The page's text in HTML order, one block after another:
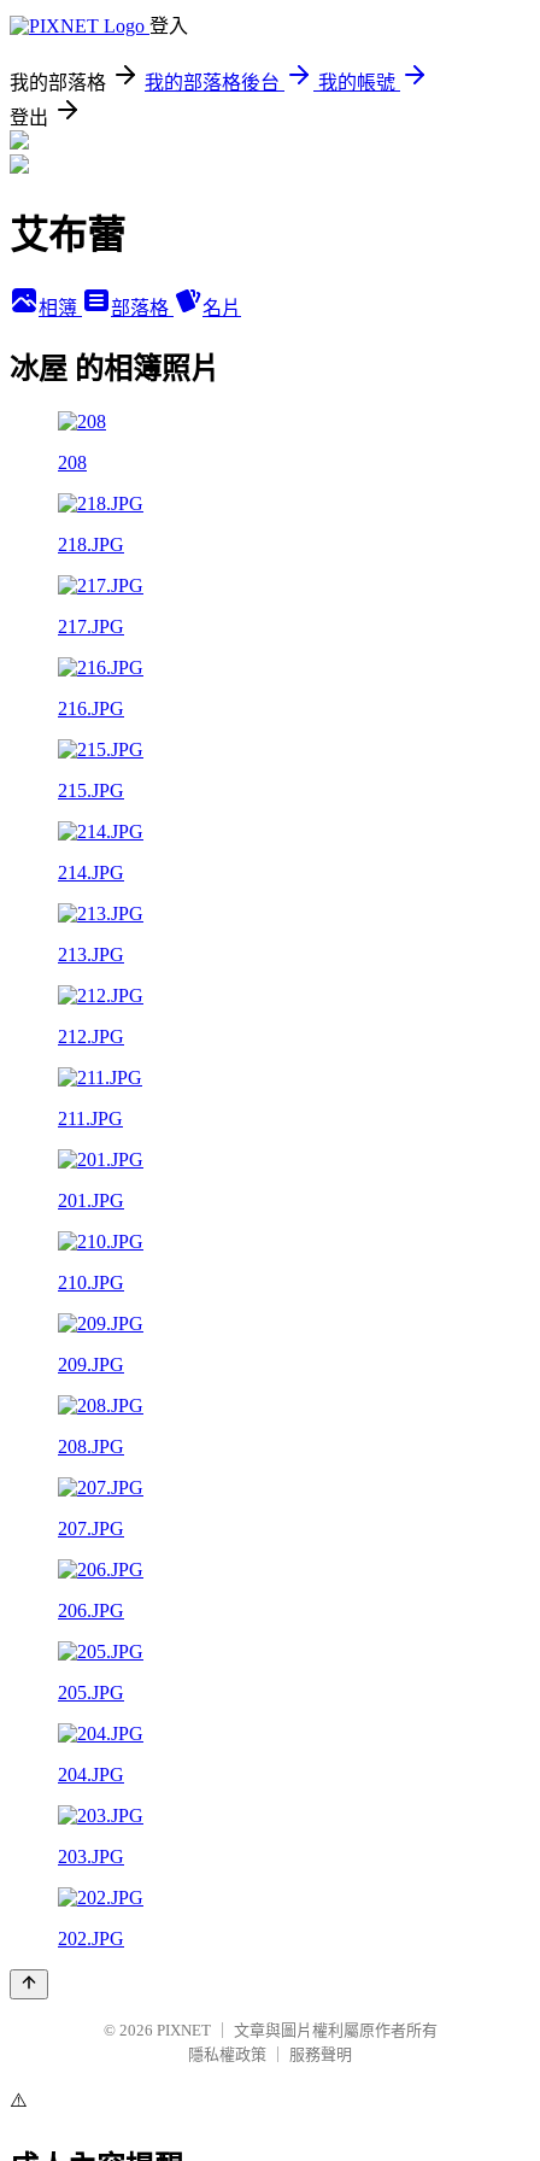
登入
我的部落格 我的部落格後台
我的帳號
登出
艾布蕾
相簿 部落格 名片
冰屋 的相簿照片
208
218.JPG
217.JPG
216.JPG
215.JPG
214.JPG
213.JPG
212.JPG
211.JPG
201.JPG
210.JPG
209.JPG
208.JPG
207.JPG
206.JPG
205.JPG
204.JPG
203.JPG
202.JPG
© 2026 PIXNET
文章與圖片權利屬原作者所有
隱私權政策
服務聲明
⚠️